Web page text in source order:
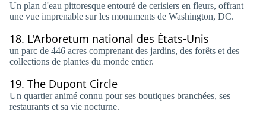
Un plan d'eau pittoresque entouré de cerisiers en fleurs, offrant
une vue imprenable sur les monuments de Washington, DC.
18. L'Arboretum national des États-Unis
un parc de 446 acres comprenant des jardins, des forêts et des
collections de plantes du monde entier.
19. The Dupont Circle
Un quartier animé connu pour ses boutiques branchées, ses
restaurants et sa vie nocturne.